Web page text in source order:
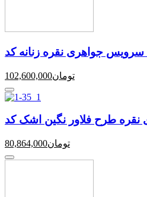
102,600,000تومان
80,864,000تومان